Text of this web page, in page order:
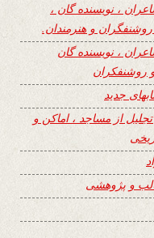
، نویسنده گان ،
روشنفگران و هنرمندان.
، نویسنده گان
روشنفکران
جدید
از مساجد ، اماکن و
و پژوهشی